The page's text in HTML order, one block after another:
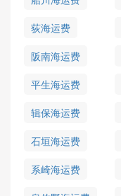
荻海运费
阪南海运费
平生海运费
辑保海运费
石垣海运费
系崎海运费